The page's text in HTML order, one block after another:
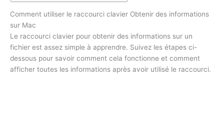
Comment utiliser le raccourci clavier Obtenir des informations
sur Mac
Le raccourci clavier pour obtenir des informations sur un
fichier est assez simple à apprendre. Suivez les étapes ci-
dessous pour savoir comment cela fonctionne et comment
afficher toutes les informations après avoir utilisé le raccourci.